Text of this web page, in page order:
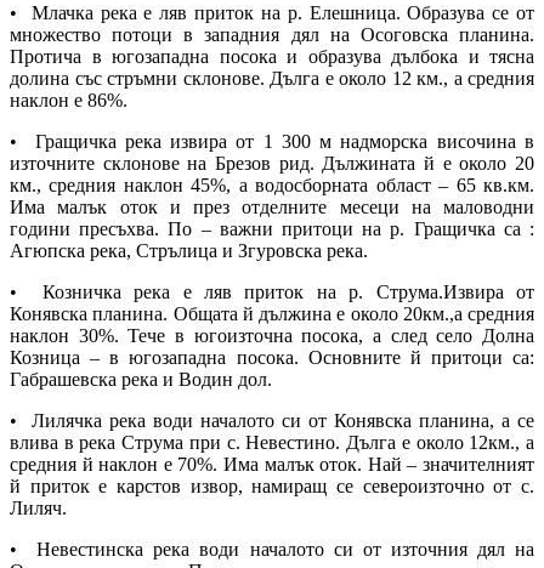
• Млачка река е ляв приток на р. Елешница. Образува се от
множество потоци в западния дял на Осоговска планина.
Протича в югозападна посока и образува дълбока и тясна
долина със стръмни склонове. Дълга е около 12 км., а средния
наклон е 86%.
• Гращичка река извира от 1 300 м надморска височина в
източните склонове на Брезов рид. Дължината й е около 20
км., средния наклон 45%, а водосборната област – 65 кв.км.
Има малък оток и през отделните месеци на маловодни
години пресъхва. По – важни притоци на р. Гращичка са :
Агюпска река, Стрълица и Згуровска река.
• Козничка река е ляв приток на р. Струма.Извира от
Конявска планина. Общата й дължина е около 20км.,а средния
наклон 30%. Тече в югоизточна посока, а след село Долна
Козница – в югозападна посока. Основните й притоци са:
Габрашевска река и Водин дол.
• Лилячка река води началото си от Конявска планина, а се
влива в река Струма при с. Невестино. Дълга е около 12км., а
средния й наклон е 70%. Има малък оток. Най – значителният
й приток е карстов извор, намиращ се североизточно от с.
Лиляч.
• Невестинска река води началото си от източния дял на